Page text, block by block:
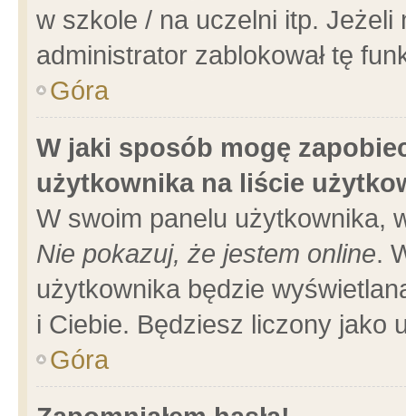
w szkole / na uczelni itp.
administrator zablokował tę
Góra
W jaki sposób mogę
użytkownika na liście
W swoim panelu użytkownika,
Nie pokazuj, że jestem online.
użytkownika będzie
i Ciebie. Będziesz liczony jako
Góra